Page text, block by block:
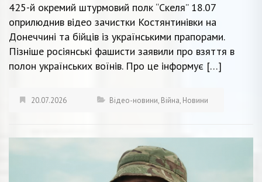
425-й окремий штурмовий полк “Скеля” 18.07
оприлюднив відео зачистки Костянтинівки на
Донеччині та бійців із українськими прапорами.
Пізніше росіянські фашисти заявили про взяття в
полон українських воїнів. Про це інформує […]
20.07.2026 Відео-новини, Війна, Новини